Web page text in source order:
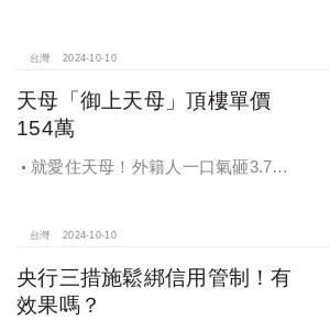
台灣 2024-10-10
天母「御上天母」頂樓單價
154萬
就愛住天母！外籍人一口氣砸3.78
台灣 2024-10-10
央行三措施鬆綁信用管制！有
效果嗎？